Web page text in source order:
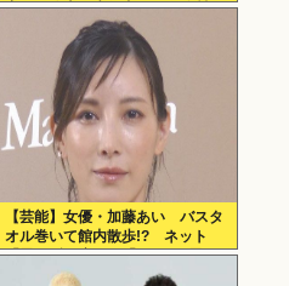
宿区の路上で歩行者の20代女性を
はねてけがをさせたうえ、そのま
【芸能】女優・加藤あい バスタ
オル巻いて館内散歩!? ネット
「思わず二度見」「IWGPを思い
出す」「セクシーサンキュー」